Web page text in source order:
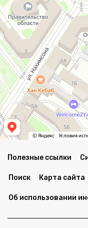
Полезные ссылки
Поиск Карта сайта
Об использовании